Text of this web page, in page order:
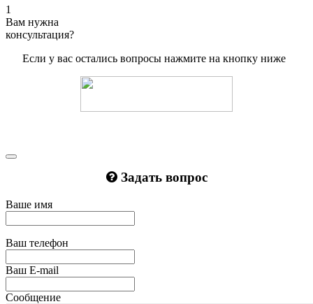
1
Вам нужна
консультация?
Если у вас остались вопросы нажмите на кнопку ниже
Задать вопрос
Ваше имя
Ваш телефон
Ваш E-mail
Сообщение